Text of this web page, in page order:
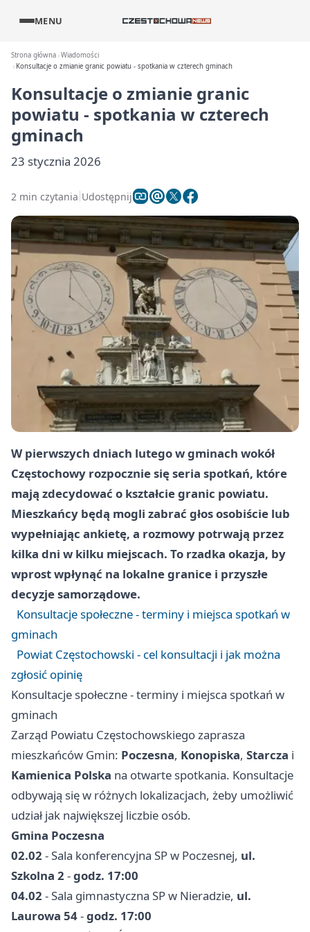
MENU
Strona główna Wiadomości
Konsultacje o zmianie granic powiatu - spotkania w czterech gminach
Konsultacje o zmianie granic
powiatu - spotkania w czterech
gminach
23 stycznia 2026
2 min czytania Udostępnij
W pierwszych dniach lutego w gminach wokół
Częstochowy rozpocznie się seria spotkań, które
mają zdecydować o kształcie granic powiatu.
Mieszkańcy będą mogli zabrać głos osobiście lub
wypełniając ankietę, a rozmowy potrwają przez
kilka dni w kilku miejscach. To rzadka okazja, by
wprost wpłynąć na lokalne granice i przyszłe
decyzje samorządowe.
Konsultacje społeczne - terminy i miejsca spotkań w
gminach
Powiat Częstochowski - cel konsultacji i jak można
zgłosić opinię
Konsultacje społeczne - terminy i miejsca spotkań w
gminach
Zarząd Powiatu Częstochowskiego zaprasza
mieszkańców Gmin: Poczesna, Konopiska, Starcza i
Kamienica Polska na otwarte spotkania. Konsultacje
odbywają się w różnych lokalizacjach, żeby umożliwić
udział jak największej liczbie osób.
Gmina Poczesna
02.02 - Sala konferencyjna SP w Poczesnej, ul.
Szkolna 2 -godz. 17:00
04.02 - Sala gimnastyczna SP w Nieradzie, ul.
Laurowa 54-godz. 17:00